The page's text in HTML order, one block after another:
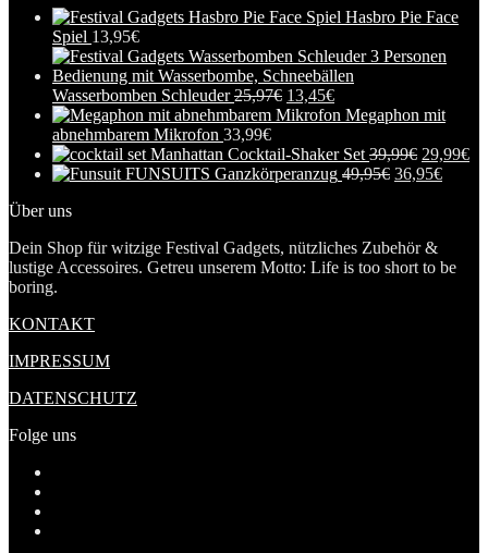
Hasbro Pie Face
Spiel 13,95€
Wasserbomben Schleuder 25,97€ 13,45€
Megaphon mit
abnehmbarem Mikrofon 33,99€
Manhattan Cocktail-Shaker Set 39,99€ 29,99€
FUNSUITS Ganzkörperanzug 49,95€ 36,95€
Über uns
Dein Shop für witzige Festival Gadgets, nützliches Zubehör &
lustige Accessoires. Getreu unserem Motto: Life is too short to be
boring.
KONTAKT
IMPRESSUM
DATENSCHUTZ
Folge uns